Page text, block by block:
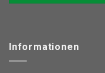
Informationen